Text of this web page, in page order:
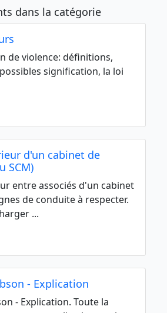
dans la catégorie
de violence: définitions,
signification, la loi
d'un cabinet de
SCM)
entre associés d'un cabinet
de conduite à respecter.
...
- Explication
- Explication. Toute la